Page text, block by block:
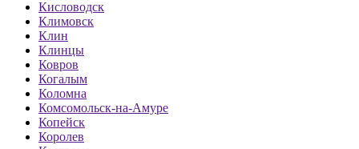
Кисловодск
Климовск
Клин
Клинцы
Ковров
Когалым
Коломна
Комсомольск-на-Амуре
Копейск
Королев